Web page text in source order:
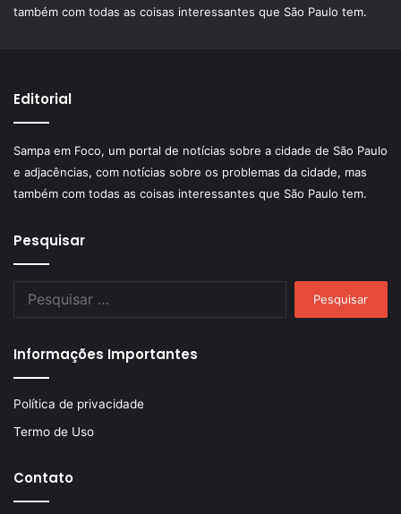
também com todas as coisas interessantes que São Paulo tem.
Editorial
Sampa em Foco, um portal de notícias sobre a cidade de São Paulo
e adjacências, com notícias sobre os problemas da cidade, mas
também com todas as coisas interessantes que São Paulo tem.
Pesquisar
Informações Importantes
Política de privacidade
Termo de Uso
Contato